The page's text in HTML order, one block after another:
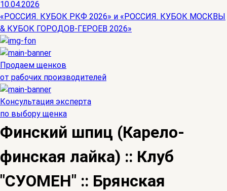
10.04.2026
«РОССИЯ. КУБОК РКФ 2026» и «РОССИЯ. КУБОК МОСКВЫ
& КУБОК ГОРОДОВ-ГЕРОЕВ 2026»
Продаем щенков
от рабочих производителей
Консультация эксперта
по выбору щенка
Финский шпиц (Карело-
финская лайка) :: Клуб
"СУОМЕН" :: Брянская